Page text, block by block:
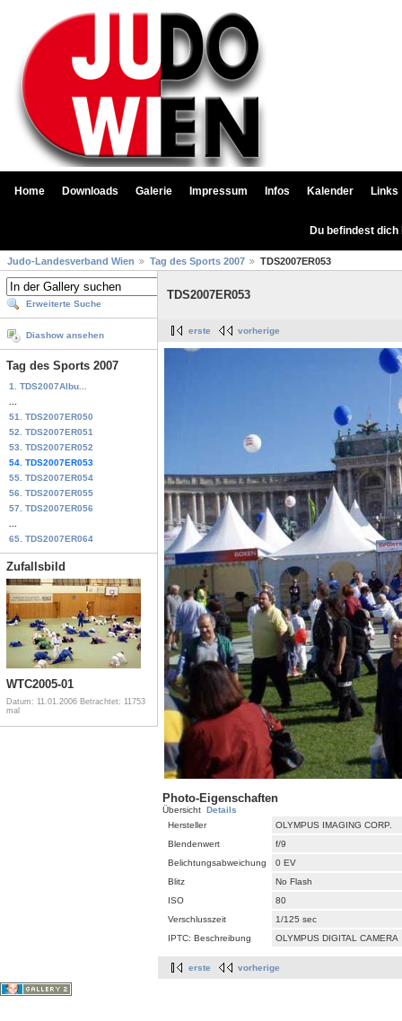
Home Downloads Galerie Impressum Infos Kalender Links
Du befindest
Judo-Landesverband Wien Tag des Sports 2007 TDS2007ER053
Erweiterte Suche
Diashow ansehen
Tag des Sports 2007
1. TDS2007Albu...
51. TDS2007ER050
52. TDS2007ER051
53. TDS2007ER052
54. TDS2007ER053
55. TDS2007ER054
56. TDS2007ER055
57. TDS2007ER056
65. TDS2007ER064
Zufallsbild
WTC2005-01
Datum: 11.01.2006 Betrachtet: 11753
mal
TDS2007ER053
erste vorherige
Photo-Eigenschaften
Übersicht Details
Hersteller
OLYMPUS IMAGING CORP.
Blendenwert
f/9
Belichtungsabweichung
0 EV
Blitz
No Flash
ISO
80
Verschlusszeit
1/125 sec
IPTC: Beschreibung
OLYMPUS DIGITAL CAMERA
erste vorherige